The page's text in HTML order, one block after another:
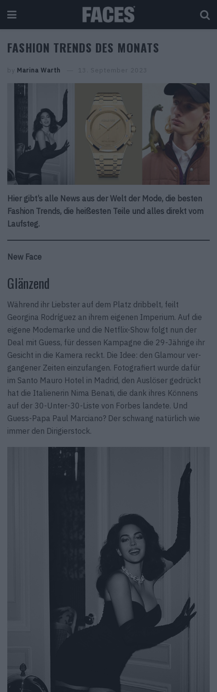
FASHION TRENDS DES MONATS
by Marina Warth 13. September 2023
Hier gibt’s alle News aus der Welt der Mode, die besten
Fashion Trends, die heißesten Teile und alles direkt vom
Laufsteg.
New Face
Glänzend
Während ihr Liebster auf dem Platz dribbelt, feilt
Georgina Rodríguez an ihrem eigenen Imperium. Auf die
eigene Modemarke und die Netflix-Show folgt nun der
Deal mit Guess, für dessen Kampagne die 29-Jährige ihr
Gesicht in die Kamera reckt. Die Idee: den Glamour ver­
gangener Zeiten einzu­fangen. Fotografiert wurde dafür
im Santo Mauro Hotel in Madrid, den Auslöser gedrückt
hat die Italienerin Nima Benati, die dank ihres Könnens
auf der 30-Unter-30-Liste von Forbes landete. Und
Guess-Papa Paul Marciano? Der schwang natürlich wie
immer den Dirigierstock.